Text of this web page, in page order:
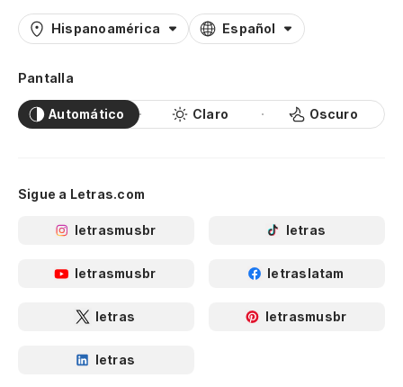
Hispanoamérica Español
Pantalla
Automático Claro Oscuro
Sigue a Letras.com
letrasmusbr letras
letrasmusbr letraslatam
letras letrasmusbr
letras